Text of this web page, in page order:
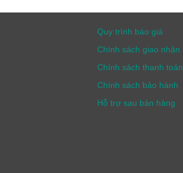
Quy trình báo giá
Chính sách giao nhận
Chính sách thanh toán
Chính sách bảo hành
Hỗ trợ sau bán hàng